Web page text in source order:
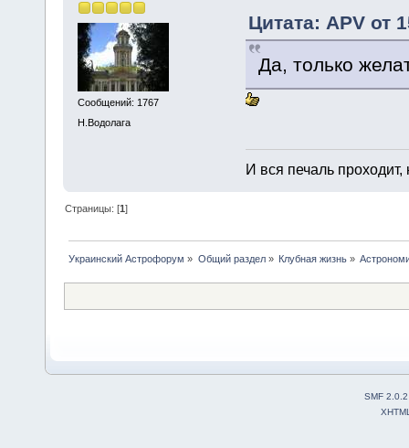
Сообщений: 1767
Н.Водолага
Цитата: APV от
Да, только
И вся печаль
Страницы: [1]
Украинский Астрофорум » Общий раздел» Клубная жизнь»
SMF 2.0.2